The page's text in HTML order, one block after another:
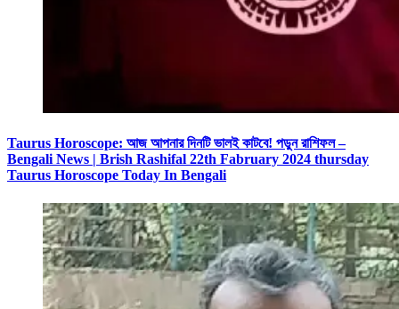
Taurus Horoscope: আজ আপনার দিনটি ভালই কাটবে! পড়ুন রাশিফল –
Bengali News | Brish Rashifal 22th Fabruary 2024 thursday
Taurus Horoscope Today In Bengali